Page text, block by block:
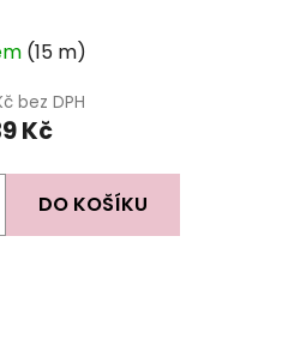
(15 m)
bez DPH
Kč
DO KOŠÍKU